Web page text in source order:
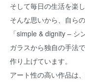
そして毎日の生活を楽
そんな思いから、自ら
「simple & dignity –
ガラスから独自の手法
作り上げています。
アート性の高い作品は